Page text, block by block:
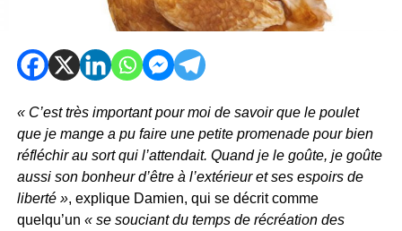
« C’est très important pour moi de savoir que le poulet
que je mange a pu faire une petite promenade pour bien
réfléchir au sort qui l’attendait. Quand je le goûte, je goûte
aussi son bonheur d’être à l’extérieur et ses espoirs de
liberté », explique Damien, qui se décrit comme
quelqu’un « se souciant du temps de récréation des